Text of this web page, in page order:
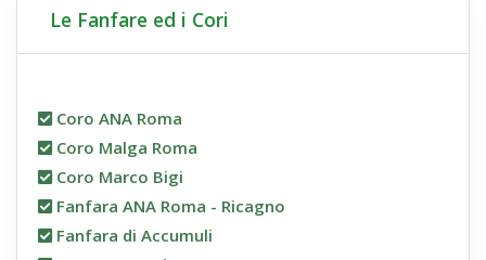
Le Fanfare ed i Cori
Coro ANA Roma
Coro Malga Roma
Coro Marco Bigi
Fanfara ANA Roma - Ricagno
Fanfara di Accumuli